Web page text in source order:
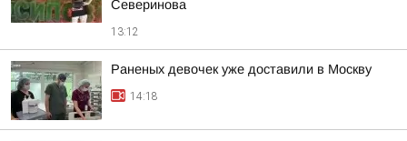
Северинова
13:12
Раненых девочек уже доставили в Москву
14:18